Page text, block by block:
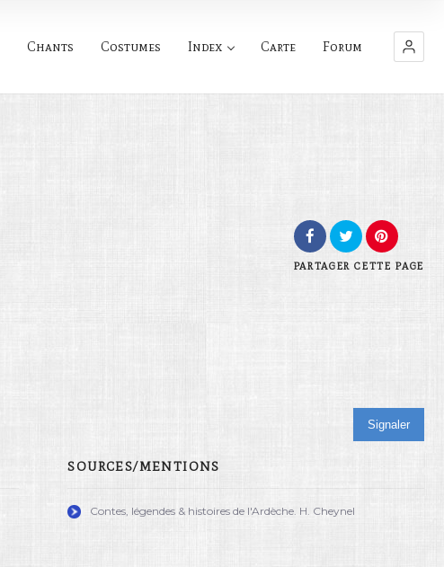
Chants Costumes Index Carte Forum
PARTAGER CETTE PAGE
Signaler
SOURCES/MENTIONS
Contes, légendes & histoires de l'Ardèche. H. Cheynel